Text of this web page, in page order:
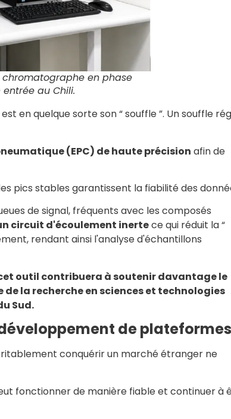
en phase
entrée au Chili.
en quelque sorte son “ souffle ”. Un souffle
(EPC) de haute précision afin de
pics stables garantissent la fiabilité des
de signal, fréquents avec les composés
circuit d'écoulement inertece qui réduit la “
rendant ainsi l'analyse d'échantillons
outil contribuera à soutenir davantage le
la recherche en sciences et technologies
Sud.
de plateformes
conquérir un marché étranger ne
fonctionner de manière fiable et continuer à